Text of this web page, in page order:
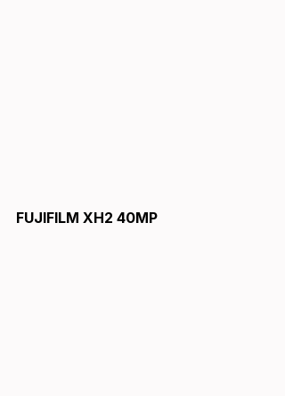
FUJIFILM XH2 40MP